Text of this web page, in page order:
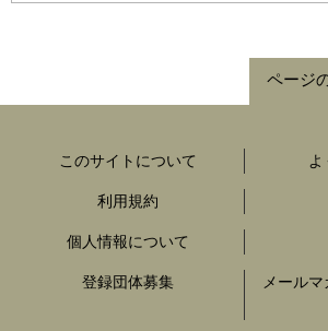
ページ
このサイトについて よ
利用規約
個人情報について
登録団体募集
メール